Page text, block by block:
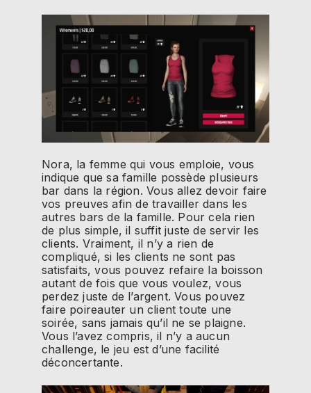
Nora, la femme qui vous emploie, vous
indique que sa famille possède plusieurs
bar dans la région. Vous allez devoir faire
vos preuves afin de travailler dans les
autres bars de la famille. Pour cela rien
de plus simple, il suffit juste de servir les
clients. Vraiment, il n’y a rien de
compliqué, si les clients ne sont pas
satisfaits, vous pouvez refaire la boisson
autant de fois que vous voulez, vous
perdez juste de l’argent. Vous pouvez
faire poireauter un client toute une
soirée, sans jamais qu’il ne se plaigne.
Vous l’avez compris, il n’y a aucun
challenge, le jeu est d’une facilité
déconcertante.